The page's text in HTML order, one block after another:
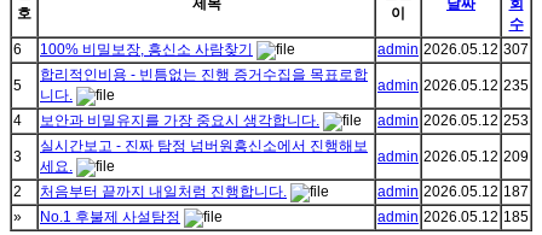
호
제목
이
날짜
회
수
6
100% 비밀보장, 흥신소 사람찾기 admin 2026.05.12 307
5
합리적인비용 - 빈틈없는 진행 증거수집을 목표로합
니다.
admin 2026.05.12 235
4 보안과 비밀유지를 가장 중요시 생각합니다. admin 2026.05.12 253
3
실시간보고 - 진짜 탐정 넘버원흥신소에서 진행해보
세요.
admin 2026.05.12 209
2 처음부터 끝까지 내일처럼 진행합니다. admin 2026.05.12 187
»
No.1 후불제 사설탐정 admin 2026.05.12 185